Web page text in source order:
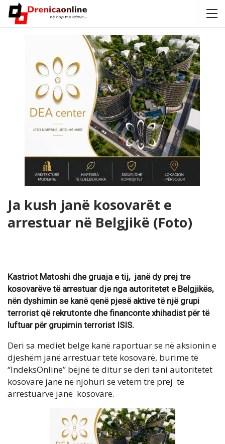
Ja kush janë kosovarët e
arrestuar në Belgjikë (Foto)
Kastriot Matoshi dhe gruaja e tij, janë dy prej tre
kosovarëve të arrestuar dje nga autoritetet e Belgjikës,
nën dyshimin se kanë qenë pjesë aktive të një grupi
terrorist që rekrutonte dhe financonte xhihadist për të
luftuar për grupimin terrorist ISIS.
Deri sa mediet belge kanë raportuar se në aksionin e
djeshëm janë arrestuar tetë kosovarë, burime të
“IndeksOnline” bëjnë të ditur se deri tani autoritetet
kosovare janë në njohuri se vetëm tre prej të
arrestuarve janë kosovarë.